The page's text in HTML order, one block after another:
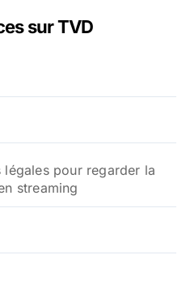
sur TVD
pour regarder la
streaming